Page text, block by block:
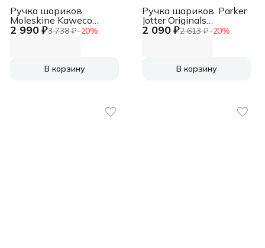
2 990 ₽3 738 ₽−20%
Ручка шариков.
Moleskine Kaweco
(KAWBALLPENBK)
В корзину
2 090 ₽2 613 ₽−20%
Ручка шариков. Parker
Jotter Originals
(2076054) Orange CT M
В корзину